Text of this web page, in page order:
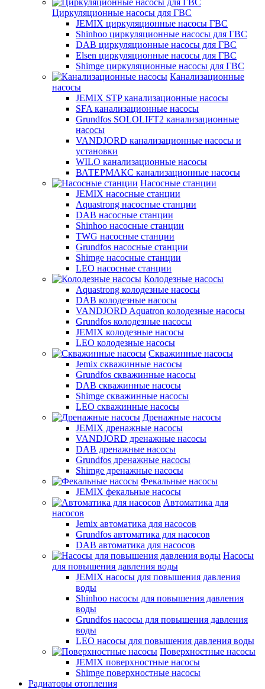
Циркуляционные насосы для ГВС
JEMIX циркуляционные насосы ГВС
Shinhoo циркуляционные насосы для ГВС
DAB циркуляционные насосы для ГВС
Elsen циркуляционные насосы для ГВС
Shimge циркуляционные насосы для ГВС
Канализационные
насосы
JEMIX STP канализационные насосы
SFA канализационные насосы
Grundfos SOLOLIFT2 канализационные
насосы
VANDJORD канализационные насосы и
установки
WILO канализационные насосы
ВАТЕРМАКС канализационные насосы
Насосные станции
JEMIX насосные станции
Aquastrong насосные станции
DAB насосные станции
Shinhoo насосные станции
TWG насосные станции
Grundfos насосные станции
Shimge насосные станции
LEO насосные станции
Колодезные насосы
Aquastrong колодезные насосы
DAB колодезные насосы
VANDJORD Aquatron колодезные насосы
Grundfos колодезные насосы
JEMIX колодезные насосы
LEO колодезные насосы
Скважинные насосы
Jemix cкважинные насосы
Grundfos скважинные насосы
DAB скважинные насосы
Shimge скважинные насосы
LEO скважинные насосы
Дренажные насосы
JEMIX дренажные насосы
VANDJORD дренажные насосы
DAB дренажные насосы
Grundfos дренажные насосы
Shimge дренажные насосы
Фекальные насосы
JEMIX фекальные насосы
Автоматика для
насосов
Jemix автоматика для насосов
Grundfos автоматика для насосов
DAB автоматика для насосов
Насосы
для повышения давления воды
JEMIX насосы для повышения давления
воды
Shinhoo насосы для повышения давления
воды
Grundfos насосы для повышения давления
воды
LEO насосы для повышения давления воды
Поверхностные насосы
JEMIX поверхностные насосы
Shimge поверхностные насосы
Радиаторы отопления